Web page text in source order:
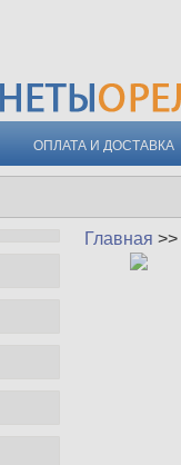
ОПЛАТА И ДОСТАВКА
Главная >>